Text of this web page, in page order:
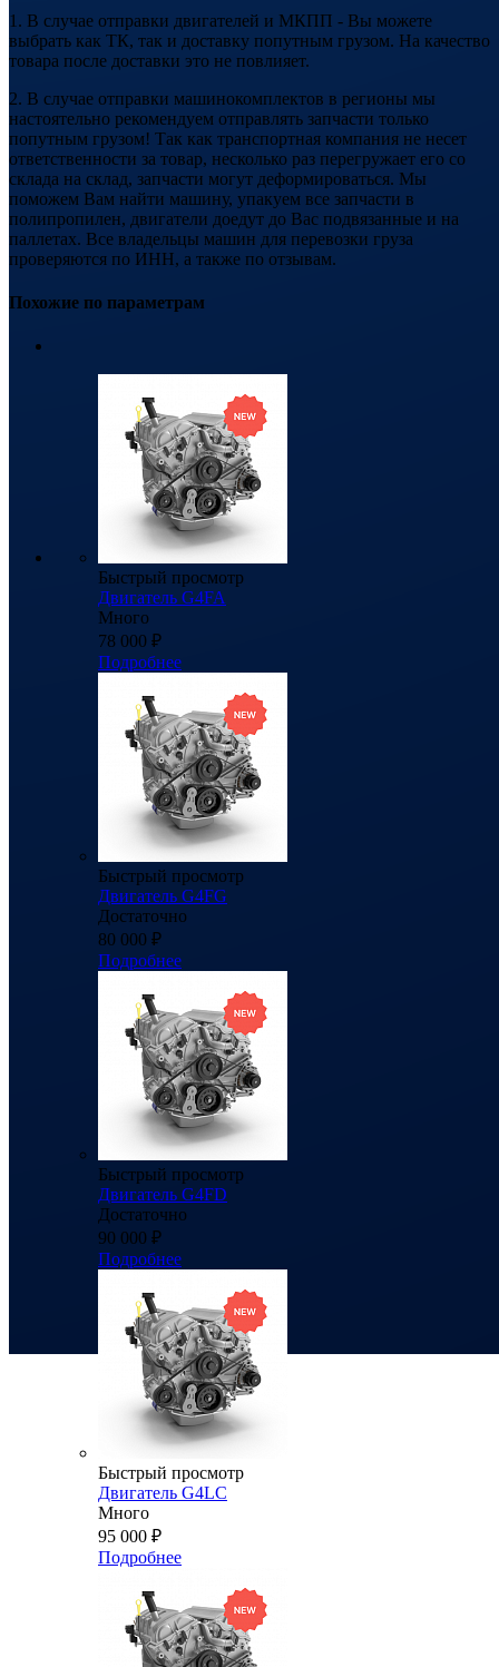
1. В случае отправки двигателей и МКПП - Вы можете
выбрать как ТК, так и доставку попутным грузом. На качество
товара после доставки это не повлияет.
2. В случае отправки машинокомплектов в регионы мы
настоятельно рекомендуем отправлять запчасти только
попутным грузом! Так как транспортная компания не несет
ответственности за товар, несколько раз перегружает его со
склада на склад, запчасти могут деформироваться. Мы
поможем Вам найти машину, упакуем все запчасти в
полипропилен, двигатели доедут до Вас подвязанные и на
паллетах. Все владельцы машин для перевозки груза
проверяются по ИНН, а также по отзывам.
Похожие по параметрам
Быстрый просмотр
Двигатель G4FA
Много
78 000 ₽
Подробнее
Быстрый просмотр
Двигатель G4FG
Достаточно
80 000 ₽
Подробнее
Быстрый просмотр
Двигатель G4FD
Достаточно
90 000 ₽
Подробнее
Быстрый просмотр
Двигатель G4LC
Много
95 000 ₽
Подробнее